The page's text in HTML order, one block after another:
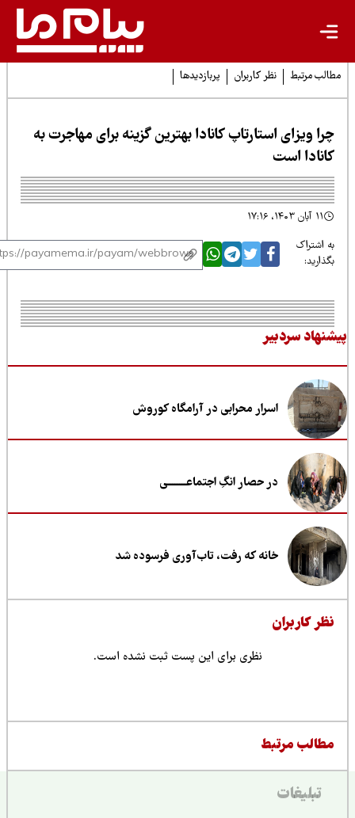
مرتبط نظر کاربران پربازدیدها
ویزای استارتاپ کانادا بهترین گزینه برای مهاجرت به
است
اشتراک
سردبیر
اسرار محرابی در آرامگاه کوروش
در حصار انگِ اجتماعــــــــی
خانه که رفت، تاب‌آوری فرسوده شد
کاربران
نظری برای این پست ثبت نشده است.
مرتبط
تبلیغات